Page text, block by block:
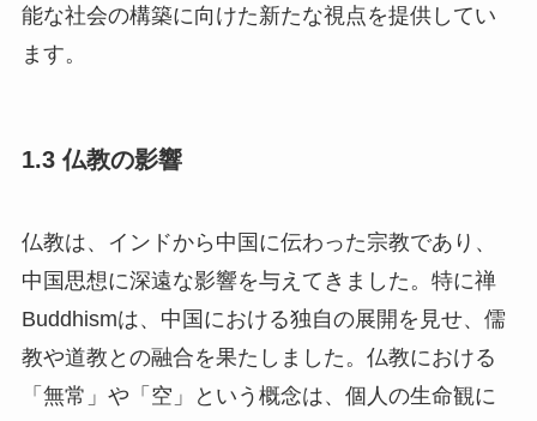
能な社会の構築に向けた新たな視点を提供してい
ます。
1.3 仏教の影響
仏教は、インドから中国に伝わった宗教であり、
中国思想に深遠な影響を与えてきました。特に禅
Buddhismは、中国における独自の展開を見せ、儒
教や道教との融合を果たしました。仏教における
「無常」や「空」という概念は、個人の生命観に